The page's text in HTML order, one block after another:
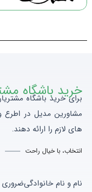
خرید باشگاه
برای خرید باشگاه
مشاورین مدیل در اطرع
های لازم را ارائه دهند.
انتخاب، با خیال راحت
نام و نام خانوادگیضروری نام